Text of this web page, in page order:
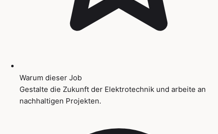
Warum dieser Job
Gestalte die Zukunft der Elektrotechnik und arbeite an
nachhaltigen Projekten.